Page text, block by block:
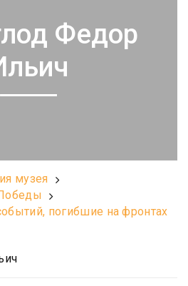
Федор
музея
погибшие на фронтах